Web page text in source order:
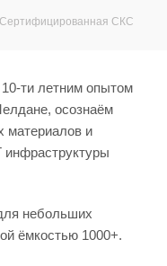
Сертифицированная СКС
ти летним опытом
осознаём
материалов и
инфраструктуры
небольших
ёмкостью 1000+.